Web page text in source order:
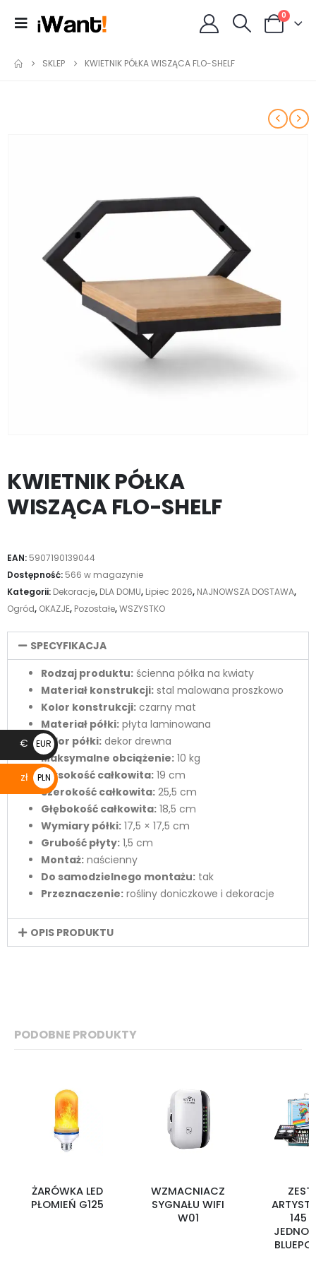
0
SKLEP KWIETNIK PÓŁKA WISZĄCA FLO-SHELF
KWIETNIK PÓŁKA
WISZĄCA FLO-SHELF
EAN: 5907190139044
Dostępność: 566 w magazynie
Kategorii: Dekoracje, DLA DOMU, Lipiec 2026, NAJNOWSZA DOSTAWA,
Ogród, OKAZJE, Pozostałe,WSZYSTKO
SPECYFIKACJA
Rodzaj produktu: ścienna półka na kwiaty
Materiał konstrukcji: stal malowana proszkowo
Kolor konstrukcji: czarny mat
Materiał półki: płyta laminowana
Kolor półki: dekor drewna
Maksymalne obciążenie: 10 kg
Wysokość całkowita: 19 cm
Szerokość całkowita: 25,5 cm
Głębokość całkowita: 18,5 cm
Wymiary półki: 17,5 × 17,5 cm
Grubość płyty: 1,5 cm
Montaż: naścienny
Do samodzielnego montażu: tak
Przeznaczenie: rośliny doniczkowe i dekoracje
OPIS PRODUKTU
PODOBNE PRODUKTY
ŻARÓWKA LED
PŁOMIEŃ G125
WZMACNIACZ
SYGNAŁU WIFI
W01
145
€
EUR
€
zł
PLN
zł